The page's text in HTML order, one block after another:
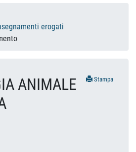
erogati
Stampa
ANIMALE